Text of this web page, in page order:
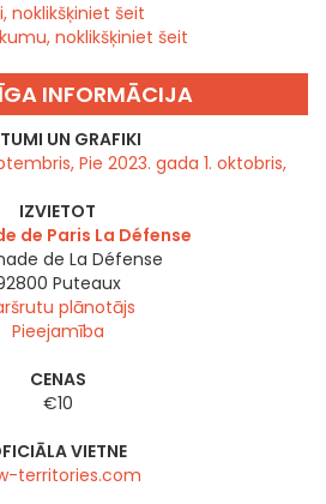
noklikšķiniet šeit
noklikšķiniet šeit
INFORMĀCIJA
UN GRAFIKI
Pie 2023. gada 1. oktobris,
IZVIETOT
de Paris La Défense
de La Défense
Puteaux
plānotājs
Pieejamība
CENAS
€10
VIETNE
territories.com